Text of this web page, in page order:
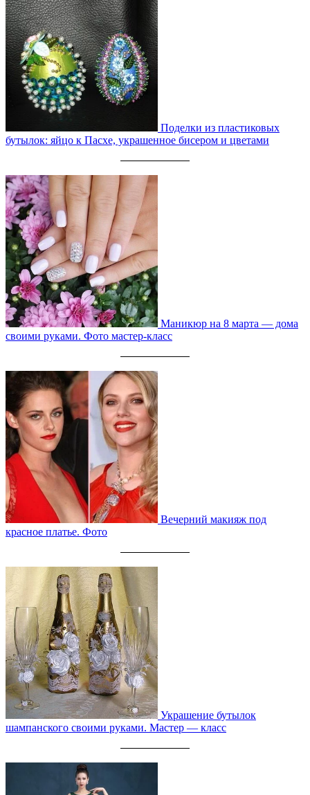
Поделки из пластиковых
бутылок: яйцо к Пасхе, украшенное бисером и цветами
Маникюр на 8 марта — дома
своими руками. Фото мастер-класс
Вечерний макияж под
красное платье. Фото
Украшение бутылок
шампанского своими руками. Мастер — класс